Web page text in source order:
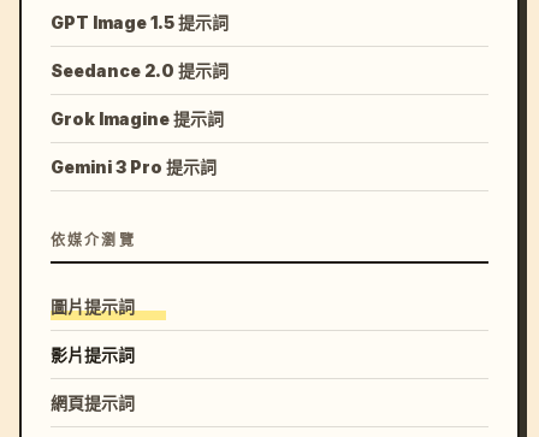
GPT Image 1.5 提示詞
Seedance 2.0 提示詞
Grok Imagine 提示詞
Gemini 3 Pro 提示詞
依媒介瀏覽
圖片提示詞
影片提示詞
網頁提示詞